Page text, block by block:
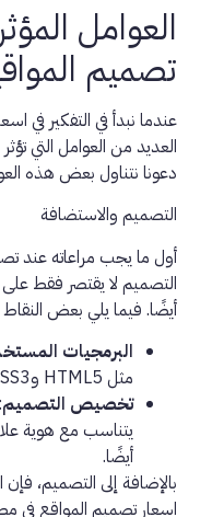
العوامل
تصميم
عندما نبدأ في التفكير في
العديد من العوامل التي
دعونا نتناول بعض هذه
التصميم والاستضافة
أول ما يجب مراعاته عند
التصميم لا يقتصر فقط
أيضًا. فيما يلي بعض
البرمجيات
مثل HTML5 وCSS3 يمكن أن يزيد من تكلفة المشروع.
تخصيص التصميم
يتناسب مع هوية
أيضًا.
بالإضافة إلى التصميم،
اسعار تصميم المواقع في